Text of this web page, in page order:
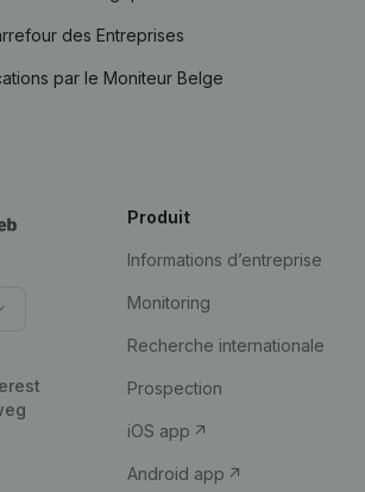
des Entreprises
par le Moniteur Belge
Produit
Informations d’entreprise
Monitoring
Recherche internationale
Prospection
iOS app
Android app